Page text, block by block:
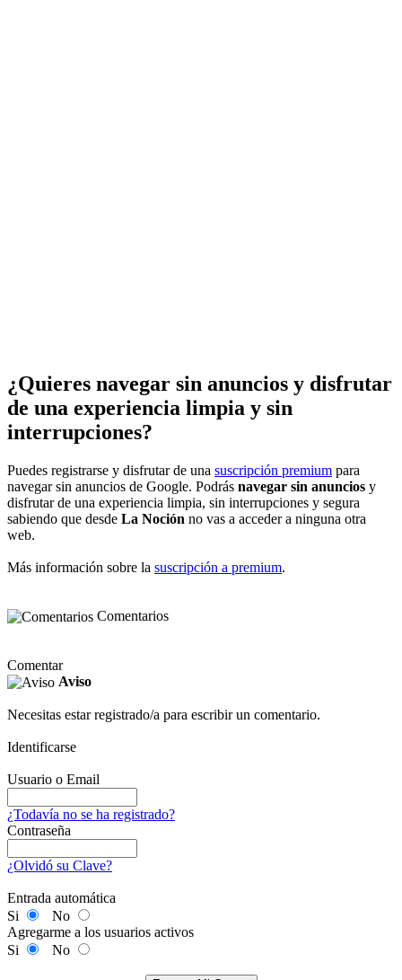
¿Quieres navegar sin anuncios y disfrutar
de una experiencia limpia y sin
interrupciones?
Puedes registrarse y disfrutar de una suscripción premium para
navegar sin anuncios de Google. Podrás navegar sin anuncios y
disfrutar de una experiencia limpia, sin interrupciones y segura
sabiendo que desde La Noción no vas a acceder a ninguna otra
web.
Más información sobre la suscripción a premium.
Comentarios
Comentar
Aviso
Necesitas estar registrado/a para escribir un comentario.
Identificarse
Usuario o Email
¿Todavía no se ha registrado?
Contraseña
¿Olvidó su Clave?
Entrada automática
Si
No
Agregarme a los usuarios activos
Si
No